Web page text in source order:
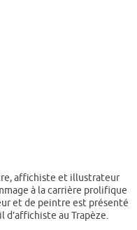
affichiste et illustrateur
à la carrière prolifique
et de peintre est présenté
d’affichiste au Trapèze.